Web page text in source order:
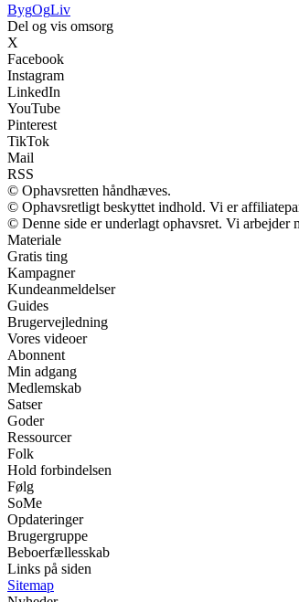
BygOgLiv
Del og vis omsorg
X
Facebook
Instagram
LinkedIn
YouTube
Pinterest
TikTok
Mail
RSS
© Ophavsretten håndhæves.
© Ophavsretligt beskyttet indhold. Vi er
© Denne side er underlagt ophavsret. Vi arbejder
Materiale
Gratis ting
Kampagner
Kundeanmeldelser
Guides
Brugervejledning
Vores videoer
Abonnent
Min adgang
Medlemskab
Satser
Goder
Ressourcer
Folk
Hold forbindelsen
Følg
SoMe
Opdateringer
Brugergruppe
Beboerfællesskab
Links på siden
Sitemap